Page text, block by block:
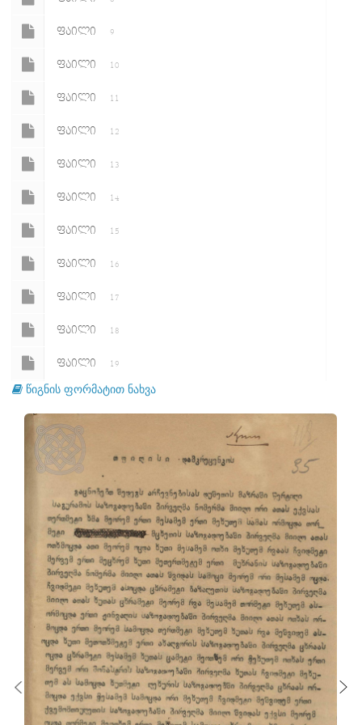
ᲤᲐᲘᲚᲘ 9
ᲤᲐᲘᲚᲘ 10
ᲤᲐᲘᲚᲘ 11
ᲤᲐᲘᲚᲘ 12
ᲤᲐᲘᲚᲘ 13
ᲤᲐᲘᲚᲘ 14
ᲤᲐᲘᲚᲘ 15
ᲤᲐᲘᲚᲘ 16
ᲤᲐᲘᲚᲘ 17
ᲤᲐᲘᲚᲘ 18
ᲤᲐᲘᲚᲘ 19
ᲤᲐᲘᲚᲘ 20
ᲤᲐᲘᲚᲘ
ᲤᲐᲘᲚᲘ 22
ᲤᲐᲘᲚᲘ 23
ᲤᲐᲘᲚᲘ 24
ᲤᲐᲘᲚᲘ 25
ᲤᲐᲘᲚᲘ 26
ᲤᲐᲘᲚᲘ 27
ᲤᲐᲘᲚᲘ 28
ᲤᲐᲘᲚᲘ 29
წიგნის ფორმატით ნახვა